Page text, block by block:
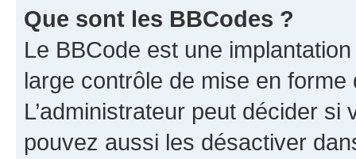
Que sont les BBCodes ?
Le BBCode est une
large contrôle de mise en forme
L’administrateur peut décider
pouvez aussi les désactiver